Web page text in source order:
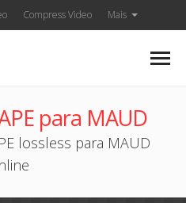
Compress Video Mais
para MAUD
lossless para MAUD